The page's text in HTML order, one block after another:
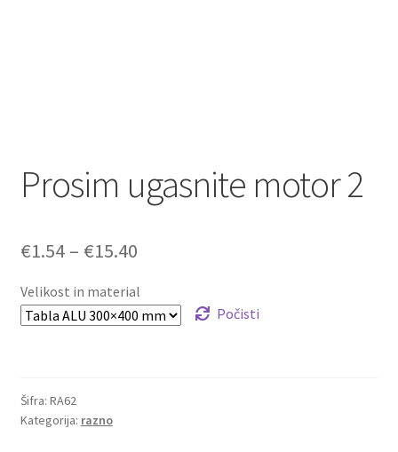
Prosim ugasnite motor 2
€1.54 – €15.40Cenovni
razpon:
od
Velikost in material
Počisti
Šifra: RA62
Kategorija: razno